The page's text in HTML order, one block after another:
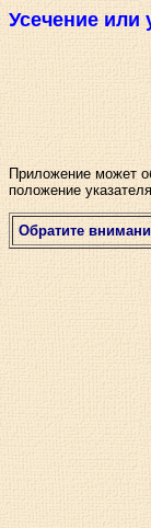
Усечение или
Приложение может
положение
Обратите